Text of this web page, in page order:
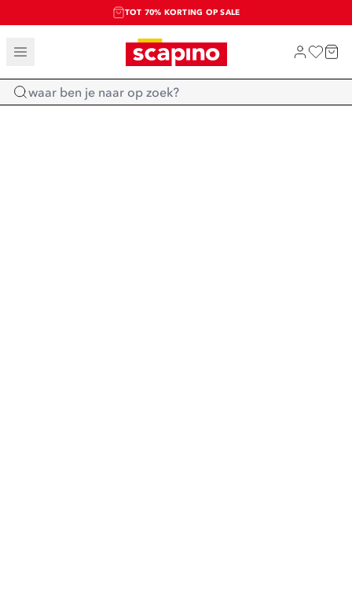
TOT 70% KORTING OP SALE
SALE: LAATSTE KANS!
SHOP NIEUW
Home